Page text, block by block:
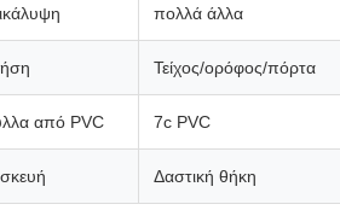
πολλά άλλα
Τείχος/ορόφος/πόρτα
από PVC 7c PVC
Δαστική θήκη